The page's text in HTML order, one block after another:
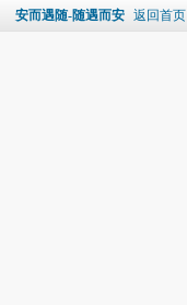
安而遇随-随遇而安 返回首页